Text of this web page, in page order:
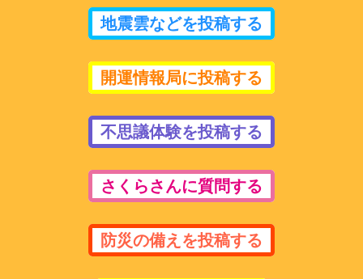
地震雲などを投稿する
開運情報局に投稿する
不思議体験を投稿する
さくらさんに質問する
防災の備えを投稿する